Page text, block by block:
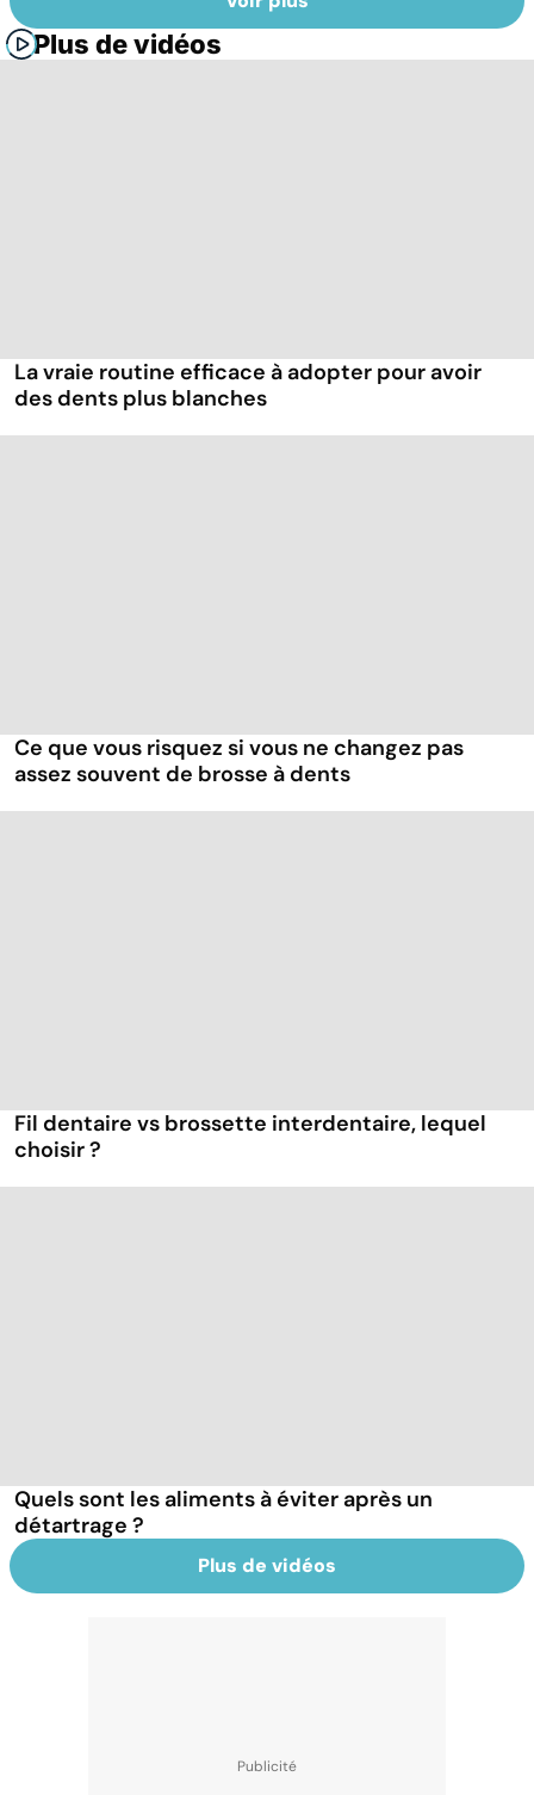
Plus de vidéos
La vraie routine efficace à adopter pour avoir
des dents plus blanches
Ce que vous risquez si vous ne changez pas
assez souvent de brosse à dents
Fil dentaire vs brossette interdentaire, lequel
choisir ?
Quels sont les aliments à éviter après un
détartrage ?
Plus de vidéos